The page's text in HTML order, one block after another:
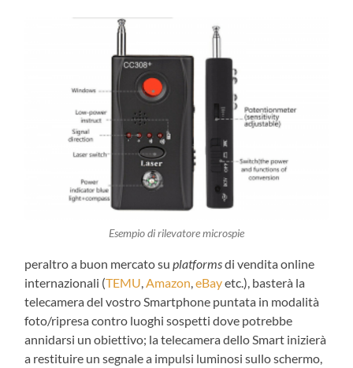
Esempio di rilevatore microspie
peraltro a buon mercato suplatformsdi vendita online
internazionali (TEMU,Amazon,eBayetc.), basterà la
telecamera del vostro Smartphone puntata in modalità
foto/ripresa contro luoghi sospetti dove potrebbe
annidarsi un obiettivo; la telecamera dello Smart inizierà
a restituire un segnale a impulsi luminosi sullo schermo,